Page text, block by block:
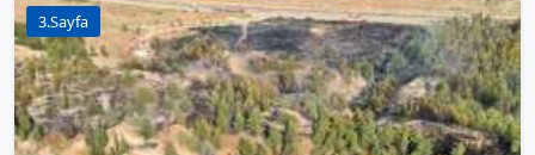
3.Sayfa